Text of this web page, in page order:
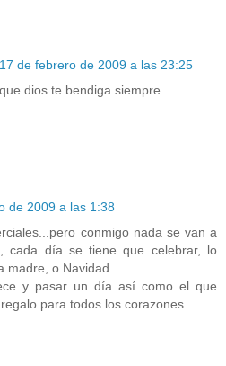
17 de febrero de 2009 a las 23:25
dios te bendiga siempre.
de 2009 a las 1:38
conmigo nada se van a
cada día se tiene que celebrar, lo
madre, o Navidad...
y pasar un día así como el que
para todos los corazones.